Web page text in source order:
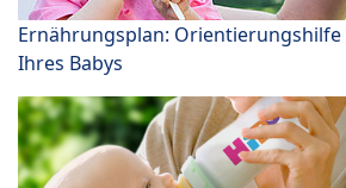
Ernährungsplan:
Ihres Babys